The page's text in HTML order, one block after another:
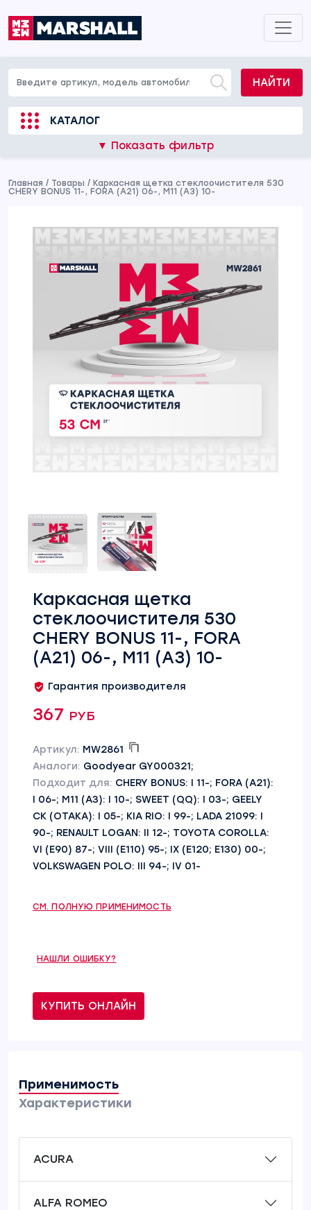
НАЙТИ
КАТАЛОГ
▼ Показать фильтр
Главная / Товары / Каркасная щетка стеклоочистителя 530
CHERY BONUS 11-, FORA (A21) 06-, M11 (A3) 10-
Каркасная щетка
стеклоочистителя 530
CHERY BONUS 11-, FORA
(A21) 06-, M11 (A3) 10-
Гарантия производителя
367 руб
Артикул: MW2861
Аналоги: Goodyear GY000321;
Подходит для: CHERY BONUS: I 11-; FORA (A21):
I 06-; M11 (A3): I 10-; SWEET (QQ): I 03-; GEELY
CK (OTAKA): I 05-; KIA RIO: I 99-; LADA 21099: I
90-; RENAULT LOGAN: II 12-; TOYOTA COROLLA:
VI (E90) 87-; VIII (E110) 95-; IX (E120; E130) 00-;
VOLKSWAGEN POLO: III 94-; IV 01-
СМ. ПОЛНУЮ ПРИМЕНИМОСТЬ
НАШЛИ ОШИБКУ?
КУПИТЬ ОНЛАЙН
Применимость
Характеристики
ACURA
ALFA ROMEO